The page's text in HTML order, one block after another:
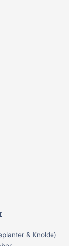
& Knolde)